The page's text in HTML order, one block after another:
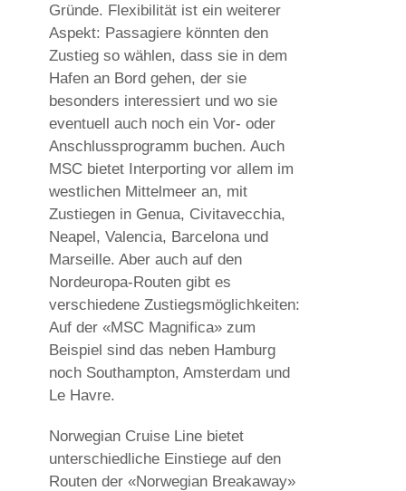
Gründe. Flexibilität ist ein weiterer
Aspekt: Passagiere könnten den
Zustieg so wählen, dass sie in dem
Hafen an Bord gehen, der sie
besonders interessiert und wo sie
eventuell auch noch ein Vor- oder
Anschlussprogramm buchen. Auch
MSC bietet Interporting vor allem im
westlichen Mittelmeer an, mit
Zustiegen in Genua, Civitavecchia,
Neapel, Valencia, Barcelona und
Marseille. Aber auch auf den
Nordeuropa-Routen gibt es
verschiedene Zustiegsmöglichkeiten:
Auf der «MSC Magnifica» zum
Beispiel sind das neben Hamburg
noch Southampton, Amsterdam und
Le Havre.
Norwegian Cruise Line bietet
unterschiedliche Einstiege auf den
Routen der «Norwegian Breakaway»